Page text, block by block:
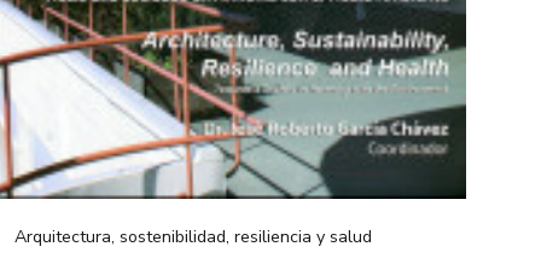
Arquitectura, sostenibilidad, resiliencia y salud